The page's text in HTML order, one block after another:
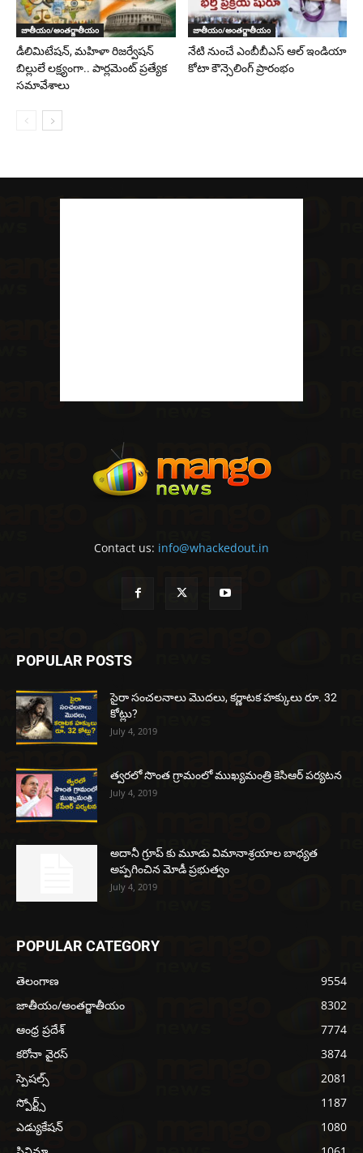
జాతీయం/అంతర్జాతీయం
డీలిమిటేషన్, మహిళా రిజర్వేషన్
బిల్లులే లక్ష్యంగా.. పార్లమెంట్ ప్రత్యేక
సమావేశాలు
జాతీయం/అంతర్జాతీయం
నేటి నుంచే ఎంబీబీఎస్ ఆల్ ఇండియా
కోటా కౌన్సెలింగ్ ప్రారంభం
Contact us: info@whackedout.in
POPULAR POSTS
సైరా సంచలనాలు మొదలు, కర్ణాటక హక్కులు రూ. 32
కోట్లు?
July 4, 2019
త్వరలో సొంత గ్రామంలో ముఖ్యమంత్రి కెసిఆర్ పర్యటన
July 4, 2019
అదానీ గ్రూప్ కు మూడు విమానాశ్రయాల బాధ్యత
అప్పగించిన మోడీ ప్రభుత్వం
July 4, 2019
POPULAR CATEGORY
తెలంగాణ
9554
జాతీయం/అంతర్జాతీయం
8302
ఆంధ్ర ప్రదేశ్
7774
కరోనా వైరస్
3874
స్పెషల్స్
2081
స్పోర్ట్స్
1187
ఎడ్యుకేషన్
1080